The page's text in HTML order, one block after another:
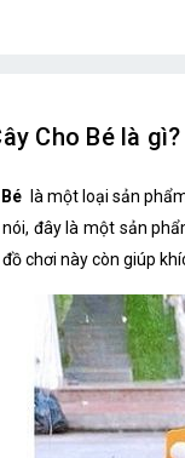
Cho Bé là gì?
là một loại sản
đây là một sản
chơi này còn giúp